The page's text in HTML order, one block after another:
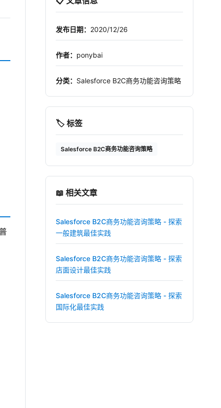
发布日期： 2020/12/26
作者： ponybai
分类： Salesforce B2C商务功能咨询策略
🏷️ 标签
Salesforce B2C商务功能咨询策略
📖 相关文章
Salesforce B2C商务功能咨询策略 - 探索
一般建筑最佳实践
Salesforce B2C商务功能咨询策略 - 探索
店面设计最佳实践
Salesforce B2C商务功能咨询策略 - 探索
国际化最佳实践